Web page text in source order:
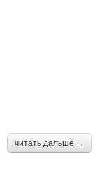
читать дальше →